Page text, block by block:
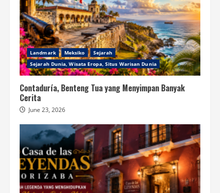
Landmark Meksiko
Sejarah
Sejarah Dunia, Wisata Eropa, Situs Warisan Dunia
Contaduría, Benteng Tua yang Menyimpan Banyak
Cerita
June 23, 2026